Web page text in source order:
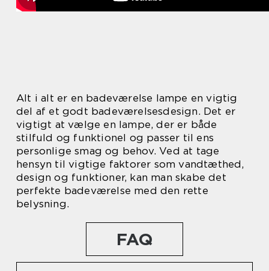
Alt i alt er en badeværelse lampe en vigtig
del af et godt badeværelsesdesign. Det er
vigtigt at vælge en lampe, der er både
stilfuld og funktionel og passer til ens
personlige smag og behov. Ved at tage
hensyn til vigtige faktorer som vandtæthed,
design og funktioner, kan man skabe det
perfekte badeværelse med den rette
belysning.
FAQ